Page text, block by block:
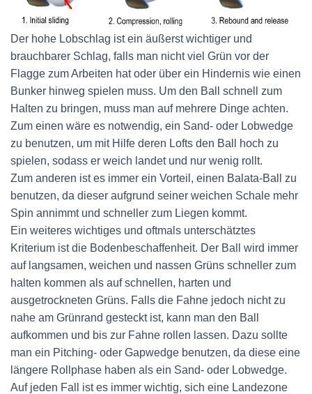
Der hohe Lobschlag ist ein äußerst wichtiger und
brauchbarer Schlag, falls man nicht viel Grün vor der
Flagge zum Arbeiten hat oder über ein Hindernis wie einen
Bunker hinweg spielen muss. Um den Ball schnell zum
Halten zu bringen, muss man auf mehrere Dinge achten.
Zum einen wäre es notwendig, ein Sand- oder Lobwedge
zu benutzen, um mit Hilfe deren Lofts den Ball hoch zu
spielen, sodass er weich landet und nur wenig rollt.
Zum anderen ist es immer ein Vorteil, einen Balata-Ball zu
benutzen, da dieser aufgrund seiner weichen Schale mehr
Spin annimmt und schneller zum Liegen kommt.
Ein weiteres wichtiges und oftmals unterschätztes
Kriterium ist die Bodenbeschaffenheit. Der Ball wird immer
auf langsamen, weichen und nassen Grüns schneller zum
halten kommen als auf schnellen, harten und
ausgetrockneten Grüns. Falls die Fahne jedoch nicht zu
nahe am Grünrand gesteckt ist, kann man den Ball
aufkommen und bis zur Fahne rollen lassen. Dazu sollte
man ein Pitching- oder Gapwedge benutzen, da diese eine
längere Rollphase haben als ein Sand- oder Lobwedge.
Auf jeden Fall ist es immer wichtig, sich eine Landezone